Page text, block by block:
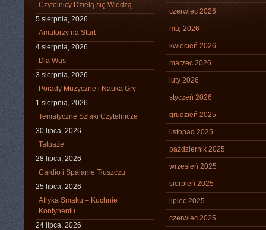
Czytelnicy Dzielą się Wiedzą
5 sierpnia, 2026
Amatorzy na Start
4 sierpnia, 2026
Dla Was
3 sierpnia, 2026
Porady Muzyczne i Nauka Gry
1 sierpnia, 2026
Tematyczne Szlaki Czytelnicze
30 lipca, 2026
Tatuaże
28 lipca, 2026
Cardio i Spalanie Tłuszczu
25 lipca, 2026
Afryka Smaku – Kuchnie
Kontynentu
24 lipca, 2026
czerwiec 2026
maj 2026
kwiecień 2026
marzec 2026
luty 2026
styczeń 2026
grudzień 2025
listopad 2025
październik 2025
wrzesień 2025
sierpień 2025
lipiec 2025
czerwiec 2025